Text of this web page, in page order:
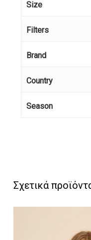
Size
Filters
Brand
Country
Season
Σχετικά